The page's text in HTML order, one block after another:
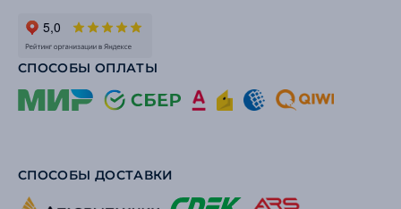
СПОСОБЫ ОПЛАТЫ
СПОСОБЫ ДОСТАВКИ